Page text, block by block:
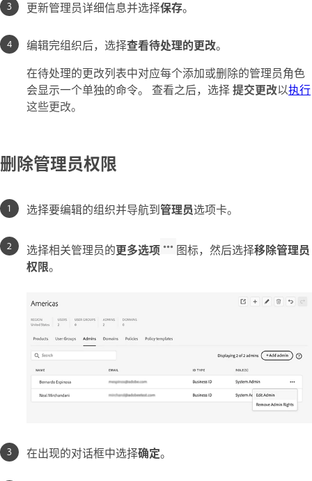
更新管理员详细信息并选择保存。
编辑完组织后，选择查看待处理的更改。
在待处理的更改列表中对应每个添加或删除的管理员角色
会显示一个单独的命令。 查看之后，选择提交更改以执行
这些更改。
删除管理员权限
选择要编辑的组织并导航到管理员选项卡。
选择相关管理员的更多选项 图标，然后选择移除管理员
权限。
在出现的对话框中选择确定。